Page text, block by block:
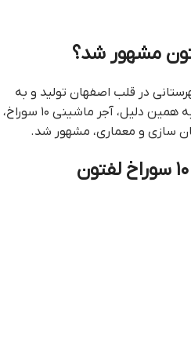
مشهور شد؟
در قلب اصفهان تولید و به
کار گرفته شد، آجر لفتون قيمت به همین دلیل، آجر ماشینی ۱۰ سوراخ،
سازی و معماری، مشهور شد.